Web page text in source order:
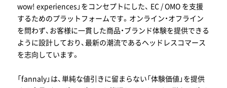
wow! experiences」をコンセプトにした、 EC / OMO を支援
するためのプラットフォームです。オンライン・オフライン
を問わず、お客様に一貫した商品・ブランド体験を提供できる
ように設計しており、最新の潮流であるヘッドレスコマース
を志向しています。
「fannaly」は、単純な値引きに留まらない「体験価値」を提供